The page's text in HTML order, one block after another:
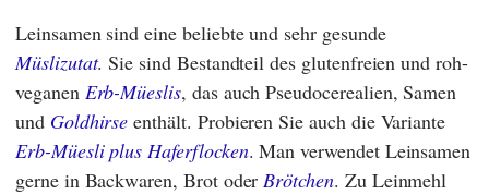
Leinsamen sind eine beliebte und sehr gesunde
Müslizutat. Sie sind Bestandteil des glutenfreien und roh-
veganen Erb-Müeslis, das auch Pseudocerealien, Samen
und Goldhirse enthält. Probieren Sie auch die Variante
Erb-Müesli plus Haferflocken. Man verwendet Leinsamen
gerne in Backwaren, Brot oderBrötchen. Zu Leinmehl